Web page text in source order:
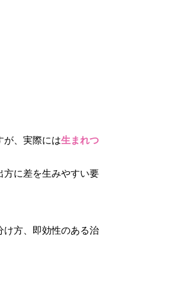
が、実際には生まれつ
方に差を生みやすい要
け方、即効性のある治